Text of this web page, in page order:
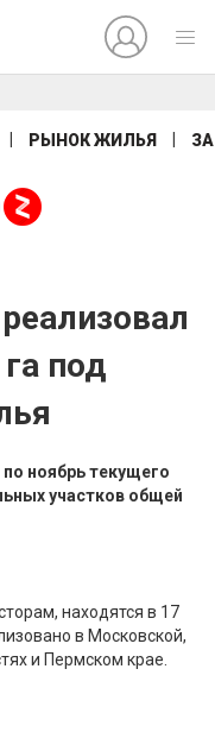
РЫНОК ЖИЛЬЯ
под
ноябрь текущего
участков общей
находятся в 17
в Московской,
и Пермском крае.